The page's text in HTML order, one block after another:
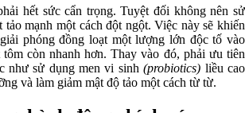
hết sức cẩn trọng. Tuyệt đối không nên sử
tảo mạnh một cách đột ngột. Việc này sẽ khiến
phóng đồng loạt một lượng lớn độc tố vào
còn nhanh hơn. Thay vào đó, phải ưu tiên
như sử dụng men vi sinh(probiotics) liều cao
và làm giảm mật độ tảo một cách từ từ.